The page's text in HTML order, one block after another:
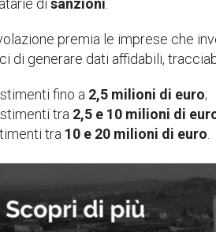
disanzioni
premia le imprese che
di generare dati affidabili,
fino a 2,5 milioni di euro;
tra 2,5 e 10 milioni di
tra 10 e 20 milioni di euro